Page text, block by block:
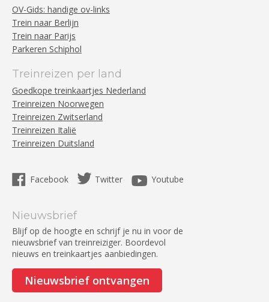
OV-Gids: handige ov-links
Trein naar Berlijn
Trein naar Parijs
Parkeren Schiphol
Treinreizen per land
Goedkope treinkaartjes Nederland
Treinreizen Noorwegen
Treinreizen Zwitserland
Treinreizen Italië
Treinreizen Duitsland
Facebook Twitter Youtube
Nieuwsbrief
Blijf op de hoogte en schrijf je nu in voor de
nieuwsbrief van treinreiziger. Boordevol
nieuws en treinkaartjes aanbiedingen.
Nieuwsbrief ontvangen